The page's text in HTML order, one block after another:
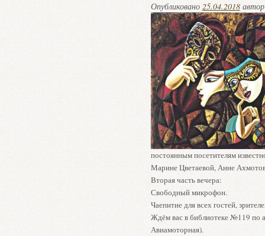
Опубликовано 25.04.2018
постоянным посетителям
Марине Цветаевой, Анне
Вторая часть вечера:
Свободный микрофон.
Чаепитие для всех гостей,
Ждём вас в библиотеке №119 по
Авиамоторная).